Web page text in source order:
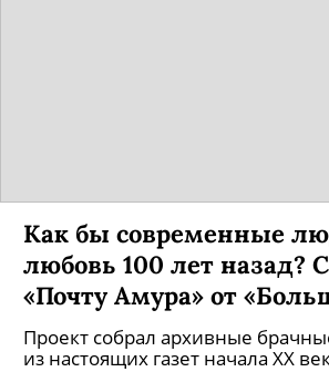
Как бы современные
любовь 100 лет назад?
«Почту Амура» от
Проект собрал архивные
из настоящих газет начала XX